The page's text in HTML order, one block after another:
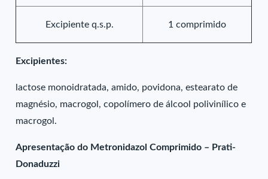
Excipiente q.s.p. 1 comprimido
Excipientes:
lactose monoidratada, amido, povidona, estearato de
magnésio, macrogol, copolímero de álcool polivinílico e
macrogol.
Apresentação do Metronidazol Comprimido – Prati-
Donaduzzi